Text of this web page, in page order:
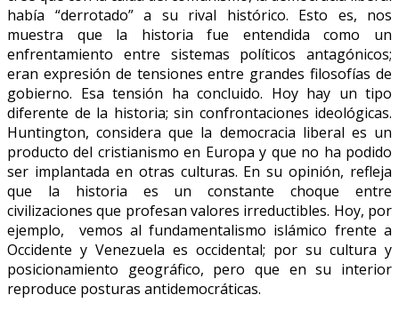
había “derrotado” a su rival histórico. Esto es, nos
muestra que la historia fue entendida como un
enfrentamiento entre sistemas políticos antagónicos;
eran expresión de tensiones entre grandes filosofías de
gobierno. Esa tensión ha concluido. Hoy hay un tipo
diferente de la historia; sin confrontaciones ideológicas.
Huntington, considera que la democracia liberal es un
producto del cristianismo en Europa y que no ha podido
ser implantada en otras culturas. En su opinión, refleja
que la historia es un constante choque entre
civilizaciones que profesan valores irreductibles. Hoy, por
ejemplo, vemos al fundamentalismo islámico frente a
Occidente y Venezuela es occidental; por su cultura y
posicionamiento geográfico, pero que en su interior
reproduce posturas antidemocráticas.